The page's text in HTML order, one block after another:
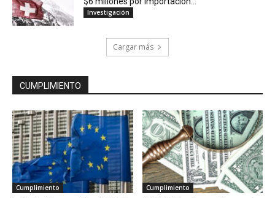
Investigación
Cargar más
CUMPLIMIENTO
Cumplimiento Cumplimiento